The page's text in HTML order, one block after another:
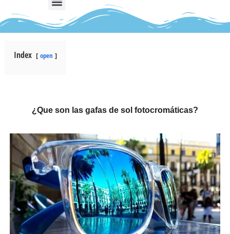
Index open
¿Que son las gafas de sol fotocromáticas?